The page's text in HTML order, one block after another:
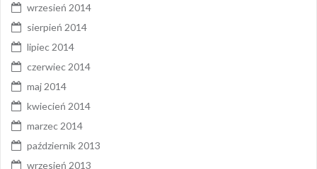
wrzesień 2014
sierpień 2014
lipiec 2014
czerwiec 2014
maj 2014
kwiecień 2014
marzec 2014
październik 2013
wrzesień 2013